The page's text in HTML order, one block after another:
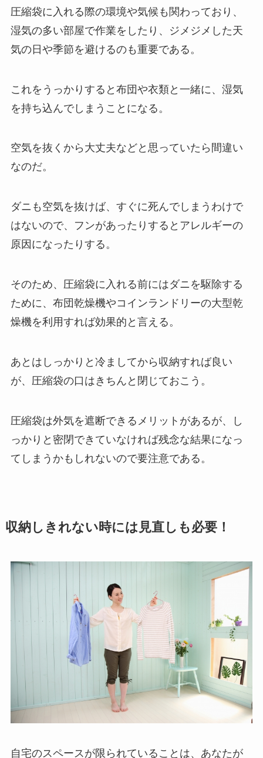
圧縮袋に入れる際の環境や気候も関わっており、
湿気の多い部屋で作業をしたり、ジメジメした天
気の日や季節を避けるのも重要である。
これをうっかりすると布団や衣類と一緒に、湿気
を持ち込んでしまうことになる。
空気を抜くから大丈夫などと思っていたら間違い
なのだ。
ダニも空気を抜けば、すぐに死んでしまうわけで
はないので、フンがあったりするとアレルギーの
原因になったりする。
そのため、圧縮袋に入れる前にはダニを駆除する
ために、布団乾燥機やコインランドリーの大型乾
燥機を利用すれば効果的と言える。
あとはしっかりと冷ましてから収納すれば良い
が、圧縮袋の口はきちんと閉じておこう。
圧縮袋は外気を遮断できるメリットがあるが、し
っかりと密閉できていなければ残念な結果になっ
てしまうかもしれないので要注意である。
収納しきれない時には見直しも必要！
自宅のスペースが限られていることは、あなたが